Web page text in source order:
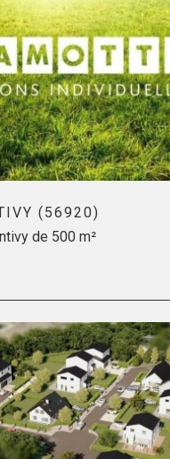
(56920)
de 500 m²